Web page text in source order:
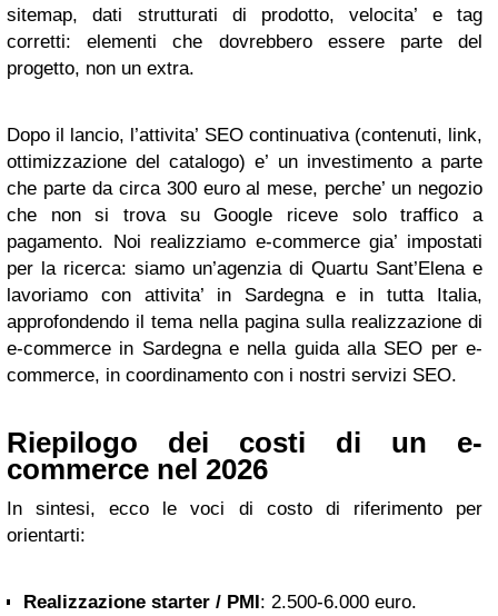
sitemap, dati strutturati di prodotto, velocita’ e tag
corretti: elementi che dovrebbero essere parte del
progetto, non un extra.
Dopo il lancio, l’attivita’ SEO continuativa (contenuti, link,
ottimizzazione del catalogo) e’ un investimento a parte
che parte da circa 300 euro al mese, perche’ un negozio
che non si trova su Google riceve solo traffico a
pagamento. Noi realizziamo e-commerce gia’ impostati
per la ricerca: siamo un’agenzia di Quartu Sant’Elena e
lavoriamo con attivita’ in Sardegna e in tutta Italia,
approfondendo il tema nella pagina sulla realizzazione di
e-commerce in Sardegna e nella guida alla SEO per e-
commerce, in coordinamento con i nostri servizi SEO.
Riepilogo dei costi di un e-
commerce nel 2026
In sintesi, ecco le voci di costo di riferimento per
orientarti:
Realizzazione starter / PMI: 2.500-6.000 euro.